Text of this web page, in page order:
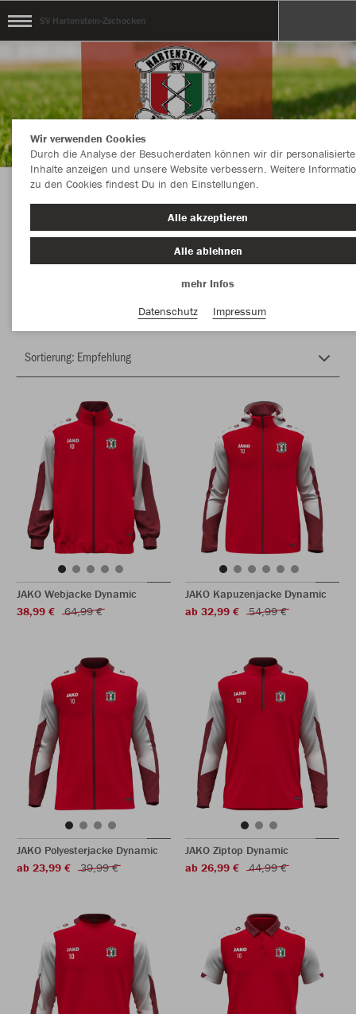
SV Hartenstein-Zschocken
Herzlich Willkommen im Teamshop SV
Hartenstein-Zschocken
JAKO Webjacke Dynamic
38,99 €
64,99 €
JAKO Kapuzenjacke Dynamic
ab 32,99 €
54,99 €
JAKO Polyesterjacke Dynamic
ab 23,99 €
39,99 €
JAKO Ziptop Dynamic
ab 26,99 €
44,99 €
Wir verwenden Cookies
Durch die Analyse der Besucherdaten können wir dir personalisierte
Inhalte anzeigen und unsere Website verbessern. Weitere
zu den Cookies findest Du in den Einstellungen.
Alle akzeptieren
Alle ablehnen
mehr Infos
Datenschutz
Impressum